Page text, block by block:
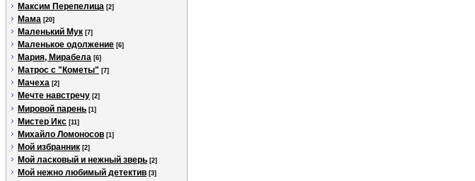
Максим Перепелица [2]
Мама [20]
Маленький Мук [7]
Маленькое одолжение [6]
Мария, Мирабела [6]
Матрос с "Кометы" [7]
Мачеха [2]
Мечте навстречу [2]
Мировой парень [1]
Мистер Икс [11]
Михайло Ломоносов [1]
Мой избранник [2]
Мой ласковый и нежный зверь [2]
Мой нежно любимый детектив [3]